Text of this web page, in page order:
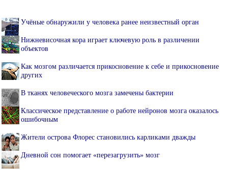
Учёные обнаружили у человека ранее неизвестный орган
Нижневисочная кора играет ключевую роль в различении
объектов
Как мозгом различается прикосновение к себе и прикосновение
других
В тканях человеческого мозга замечены бактерии
Классическое представление о работе нейронов мозга оказалось
ошибочным
Жители острова Флорес становились карликами дважды
Дневной сон помогает «перезагрузить» мозг